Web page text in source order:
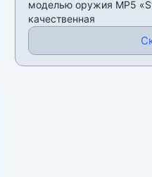
моделью оружия MP5
качественная